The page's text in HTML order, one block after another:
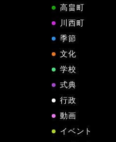
高畠町
川西町
季節
文化
学校
式典
行政
動画
イベント